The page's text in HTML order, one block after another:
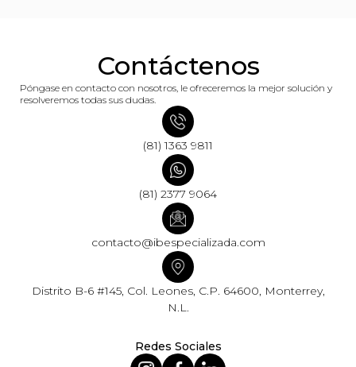
Contáctenos
Póngase en contacto con nosotros, le ofreceremos la mejor solución y
resolveremos todas sus dudas.
(81) 1363 9811
(81) 2377 9064
contacto@ibespecializada.com
Distrito B-6 #145, Col. Leones, C.P. 64600, Monterrey,
N.L.
Redes Sociales